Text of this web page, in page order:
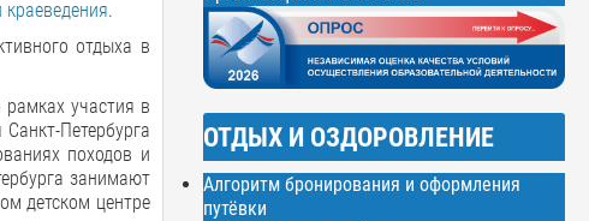
.
отдыха в
участия в
Петербурга
походов и
занимают
детском центре
ОТДЫХ И ОЗДОРОВЛЕНИЕ
Алгоритм бронирования и оформления
путёвки